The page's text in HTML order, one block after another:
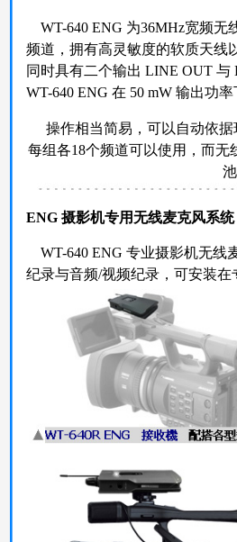
WT-640 ENG 为36MHz宽频无
频道，拥有高灵敏度的软质天线
同时具有二个输出 LINE OUT 与
WT-640 ENG 在 50 mW 输出功
操作相当简易，可以自动依据
每组各18个频道可以使用，而
ENG 摄影机专用无线麦克风系统
WT-640 ENG 专业摄影机无线
纪录与音频/视频纪录，可安装在